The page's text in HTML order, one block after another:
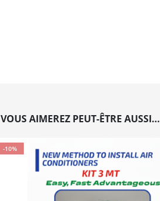
VOUS AIMEREZ PEUT-ÊTRE AUSSI…
-10%